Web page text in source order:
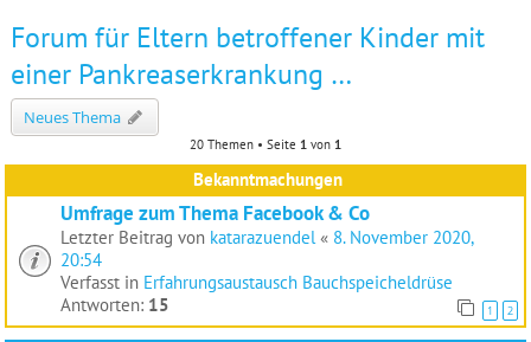
Forum für Eltern betroffener Kinder mit
einer Pankreaserkrankung …
Neues Thema
20 Themen • Seite 1 von 1
Bekanntmachungen
Umfrage zum Thema Facebook & Co
Letzter Beitrag von katarazuendel « 8. November 2020,
20:54
Verfasst in Erfahrungsaustausch Bauchspeicheldrüse
Antworten: 15 1 2